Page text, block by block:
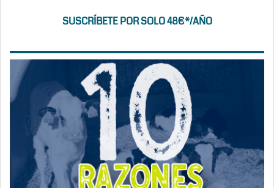
SUSCRÍBETE POR SOLO 48€*/AÑO